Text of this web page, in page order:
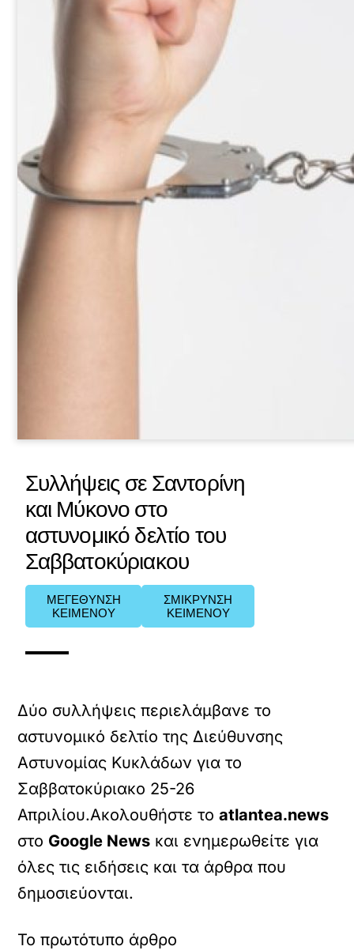
Συλλήψεις σε Σαντορίνη
και Μύκονο στο
αστυνομικό δελτίο του
Σαββατοκύριακου
ΜΕΓΕΘΥΝΣΗ
ΚΕΙΜΕΝΟΥ
ΣΜΙΚΡΥΝΣΗ
ΚΕΙΜΕΝΟΥ
Δύο συλλήψεις περιελάμβανε το
αστυνομικό δελτίο της Διεύθυνσης
Αστυνομίας Κυκλάδων για το
Σαββατοκύριακο 25-26
Απριλίου.Ακολουθήστε τοatlantea.news
στο Google News και ενημερωθείτε για
όλες τις ειδήσεις και τα άρθρα που
δημοσιεύονται.
Το πρωτότυπο άρθρο